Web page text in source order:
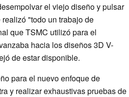
el viejo diseño y pulsar
"todo un trabajo de
que TSMC utilizó para el
hacia los diseños 3D V-
de estar disponible.
para el nuevo enfoque de
y realizar exhaustivas pruebas de